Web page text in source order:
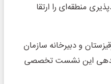
منطقه‌ای را ارتقا
و دبیرخانه سازمان
این نشست تخصصی